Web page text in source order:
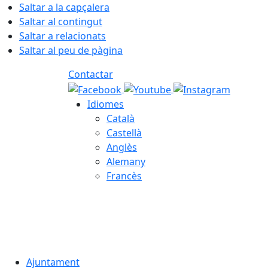
Saltar a la capçalera
Saltar al contingut
Saltar a relacionats
Saltar al peu de pàgina
Contactar
Idiomes
Català
Castellà
Anglès
Alemany
Francès
Ajuntament